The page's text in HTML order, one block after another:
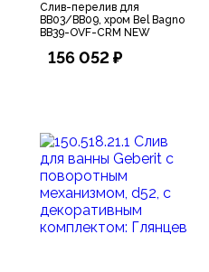
Слив-перелив для
BB03/BB09, хром Bel Bagno
BB39-OVF-CRM NEW
156 052 ₽